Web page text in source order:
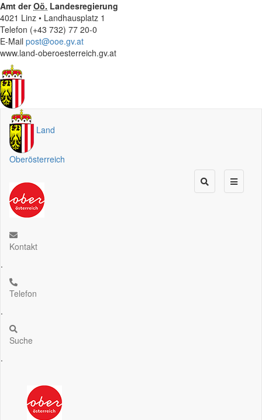
Amt derOö. Landesregierung
4021 Linz • Landhausplatz 1
Telefon (+43 732) 77 20-0
E-Mail post@ooe.gv.at
www.land-oberoesterreich.gv.at
Land
Oberösterreich
Kontakt
.
Telefon
.
Suche
.